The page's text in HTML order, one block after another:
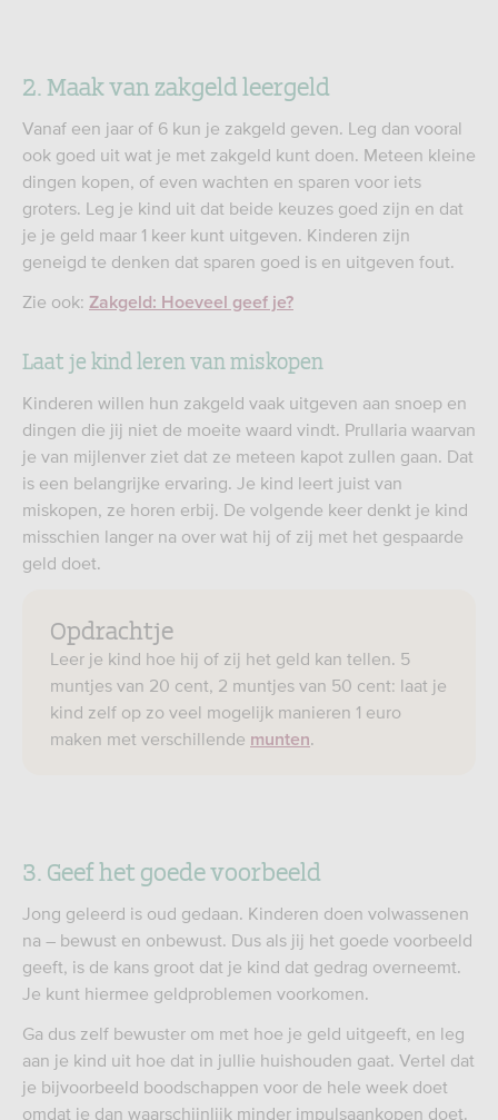
2. Maak van zakgeld leergeld
Vanaf een jaar of 6 kun je zakgeld geven. Leg dan vooral
ook goed uit wat je met zakgeld kunt doen. Meteen kleine
dingen kopen, of even wachten en sparen voor iets
groters. Leg je kind uit dat beide keuzes goed zijn en dat
je je geld maar 1 keer kunt uitgeven. Kinderen zijn
geneigd te denken dat sparen goed is en uitgeven fout.
Zie ook: Zakgeld: Hoeveel geef je?
Laat je kind leren van miskopen
Kinderen willen hun zakgeld vaak uitgeven aan snoep en
dingen die jij niet de moeite waard vindt. Prullaria waarvan
je van mijlenver ziet dat ze meteen kapot zullen gaan. Dat
is een belangrijke ervaring. Je kind leert juist van
miskopen, ze horen erbij. De volgende keer denkt je kind
misschien langer na over wat hij of zij met het gespaarde
geld doet.
Opdrachtje
Leer je kind hoe hij of zij het geld kan tellen. 5
muntjes van 20 cent, 2 muntjes van 50 cent: laat je
kind zelf op zo veel mogelijk manieren 1 euro
maken met verschillende munten.
3. Geef het goede voorbeeld
Jong geleerd is oud gedaan. Kinderen doen volwassenen
na – bewust en onbewust. Dus als jij het goede voorbeeld
geeft, is de kans groot dat je kind dat gedrag overneemt.
Je kunt hiermee geldproblemen voorkomen.
Ga dus zelf bewuster om met hoe je geld uitgeeft, en leg
aan je kind uit hoe dat in jullie huishouden gaat. Vertel dat
je bijvoorbeeld boodschappen voor de hele week doet
omdat je dan waarschijnlijk minder impulsaankopen doet.